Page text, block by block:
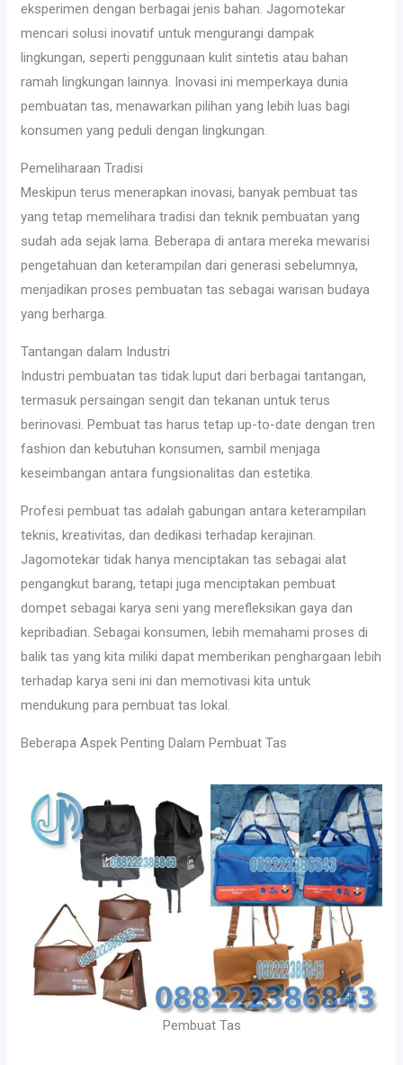
eksperimen dengan berbagai jenis bahan. Jagomotekar
mencari solusi inovatif untuk mengurangi dampak
lingkungan, seperti penggunaan kulit sintetis atau bahan
ramah lingkungan lainnya. Inovasi ini memperkaya dunia
pembuatan tas, menawarkan pilihan yang lebih luas bagi
konsumen yang peduli dengan lingkungan.
Pemeliharaan Tradisi
Meskipun terus menerapkan inovasi, banyak pembuat tas
yang tetap memelihara tradisi dan teknik pembuatan yang
sudah ada sejak lama. Beberapa di antara mereka mewarisi
pengetahuan dan keterampilan dari generasi sebelumnya,
menjadikan proses pembuatan tas sebagai warisan budaya
yang berharga.
Tantangan dalam Industri
Industri pembuatan tas tidak luput dari berbagai tantangan,
termasuk persaingan sengit dan tekanan untuk terus
berinovasi. Pembuat tas harus tetap up-to-date dengan tren
fashion dan kebutuhan konsumen, sambil menjaga
keseimbangan antara fungsionalitas dan estetika.
Profesi pembuat tas adalah gabungan antara keterampilan
teknis, kreativitas, dan dedikasi terhadap kerajinan.
Jagomotekar tidak hanya menciptakan tas sebagai alat
pengangkut barang, tetapi juga menciptakan pembuat
dompet sebagai karya seni yang merefleksikan gaya dan
kepribadian. Sebagai konsumen, lebih memahami proses di
balik tas yang kita miliki dapat memberikan penghargaan lebih
terhadap karya seni ini dan memotivasi kita untuk
mendukung para pembuat tas lokal.
Beberapa Aspek Penting Dalam Pembuat Tas
Pembuat Tas